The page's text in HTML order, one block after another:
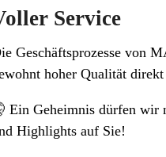
Service
Geschäftsprozesse von
hoher Qualität
Ein Geheimnis dürfen wir
Highlights auf Sie!